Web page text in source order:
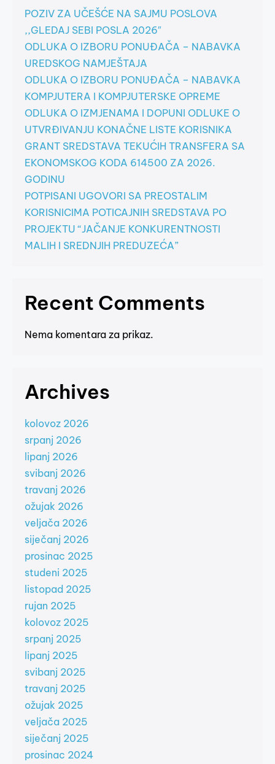
POZIV ZA UČEŠĆE NA SAJMU POSLOVA
,,GLEDAJ SEBI POSLA 2026″
ODLUKA O IZBORU PONUĐAČA – NABAVKA
UREDSKOG NAMJEŠTAJA
ODLUKA O IZBORU PONUĐAČA – NABAVKA
KOMPJUTERA I KOMPJUTERSKE OPREME
ODLUKA O IZMJENAMA I DOPUNI ODLUKE O
UTVRĐIVANJU KONAČNE LISTE KORISNIKA
GRANT SREDSTAVA TEKUĆIH TRANSFERA SA
EKONOMSKOG KODA 614500 ZA 2026.
GODINU
POTPISANI UGOVORI SA PREOSTALIM
KORISNICIMA POTICAJNIH SREDSTAVA PO
PROJEKTU “JAČANJE KONKURENTNOSTI
MALIH I SREDNJIH PREDUZEĆA”
Recent Comments
Nema komentara za prikaz.
Archives
kolovoz 2026
srpanj 2026
lipanj 2026
svibanj 2026
travanj 2026
ožujak 2026
veljača 2026
siječanj 2026
prosinac 2025
studeni 2025
listopad 2025
rujan 2025
kolovoz 2025
srpanj 2025
lipanj 2025
svibanj 2025
travanj 2025
ožujak 2025
veljača 2025
siječanj 2025
prosinac 2024